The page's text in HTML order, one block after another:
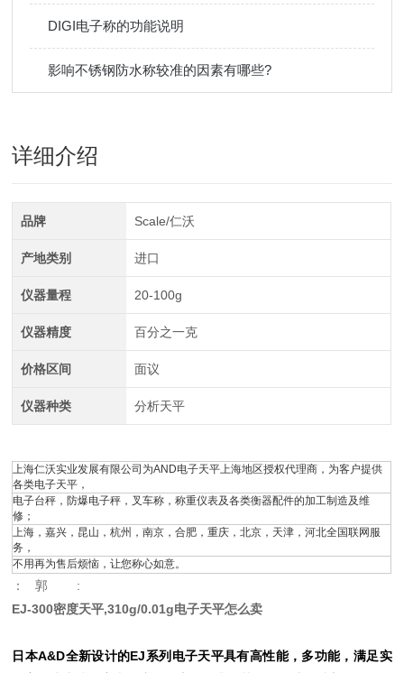
DIGI电子称的功能说明
影响不锈钢防水称较准的因素有哪些?
详细介绍
品牌 Scale/仁沃
产地类别 进口
仪器量程 20-100g
仪器精度 百分之一克
价格区间 面议
仪器种类 分析天平
上海仁沃实业发展有限公司为AND电子天平上海地区授权代理商，为客户提供
各类电子天平，
电子台秤，防爆电子秤，叉车称，称重仪表及各类衡器配件的加工制造及维
修；
上海，嘉兴，昆山，杭州，南京，合肥，重庆，北京，天津，河北全国联网服
务，
不用再为售后烦恼，让您称心如意。
： 郭 :
EJ-300密度天平,310g/0.01g电子天平怎么卖
日本A&D全新设计的EJ系列 电子天平具有高性能，多功能，满足实